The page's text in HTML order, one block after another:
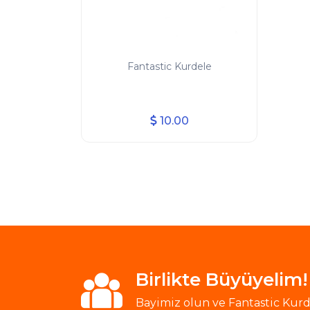
Fantastic Kurdele
10.00
Birlikte Büyüyelim!
Bayimiz olun ve Fantastic